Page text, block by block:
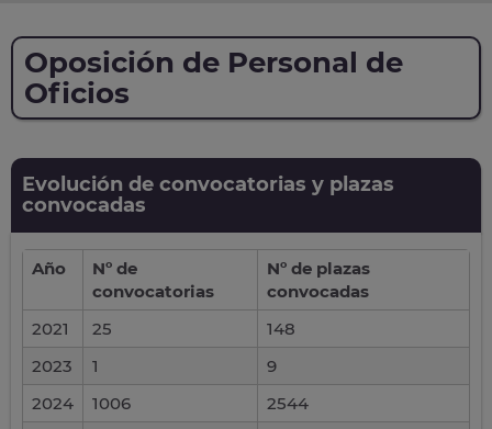
Oposición de Personal de
Oficios
Evolución de convocatorias y plazas
convocadas
Año
Nº de
convocatorias
Nº de plazas
convocadas
2021
25
148
2023
1
9
2024
1006
2544